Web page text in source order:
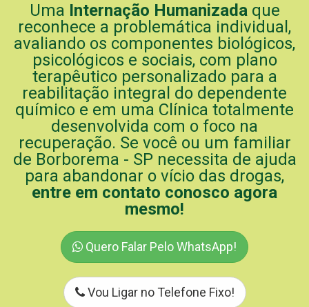
Uma Internação Humanizadaque
reconhece a problemática individual,
avaliando os componentes biológicos,
psicológicos e sociais, com plano
terapêutico personalizado para a
reabilitação integral do dependente
químico e em uma Clínica totalmente
desenvolvida com o foco na
recuperação. Se você ou um familiar
de Borborema - SP necessita de ajuda
para abandonar o vício das drogas,
entre em contato conosco agora
mesmo!
Quero Falar Pelo WhatsApp!
Vou Ligar no Telefone Fixo!